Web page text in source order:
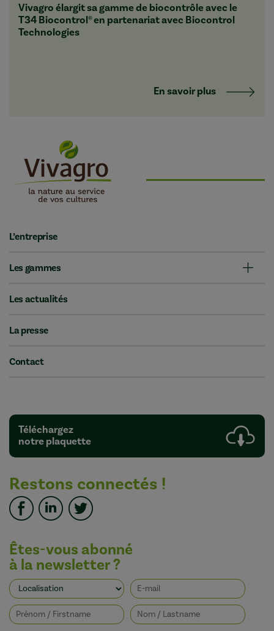
Vivagro élargit sa gamme de biocontrôle avec le
T34 Biocontrol® en partenariat avec Biocontrol
Technologies
En savoir plus
L’entreprise
Les gammes
Les actualités
La presse
Contact
Téléchargez
notre plaquette
Restons connectés !
Êtes-vous abonné
à la newsletter ?